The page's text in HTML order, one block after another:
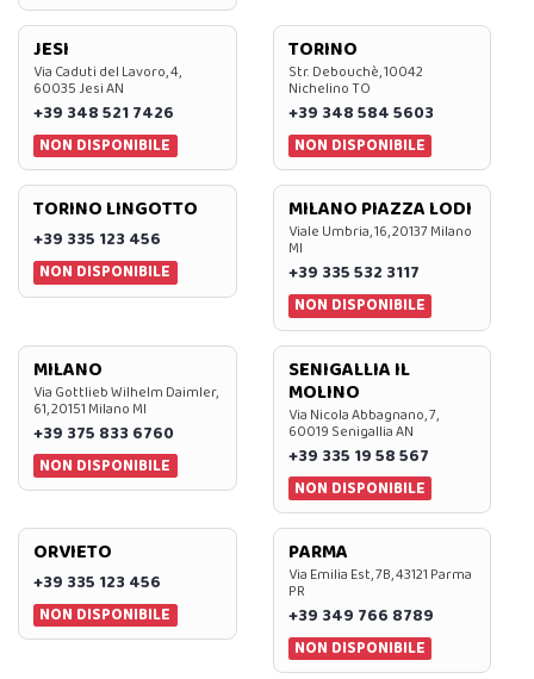
JESI
Via Caduti del Lavoro, 4,
60035 Jesi AN
+39 348 521 7426
NON DISPONIBILE
TORINO
Str. Debouchè, 10042
Nichelino TO
+39 348 584 5603
NON DISPONIBILE
TORINO LINGOTTO
+39 335 123 456
NON DISPONIBILE
MILANO PIAZZA LODI
Viale Umbria, 16, 20137 Milano
MI
+39 335 532 3117
NON DISPONIBILE
MILANO
Via Gottlieb Wilhelm Daimler,
61, 20151 Milano MI
+39 375 833 6760
NON DISPONIBILE
SENIGALLIA IL
MOLINO
Via Nicola Abbagnano, 7,
60019 Senigallia AN
+39 335 19 58 567
NON DISPONIBILE
ORVIETO
+39 335 123 456
NON DISPONIBILE
PARMA
Via Emilia Est, 7B, 43121 Parma
PR
+39 349 766 8789
NON DISPONIBILE